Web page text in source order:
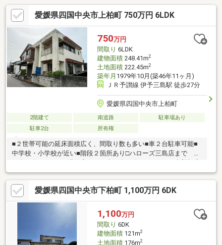
愛媛県四国中央市上柏町 750万円 6LDK
750万円
間取り 6LDK
建物面積248.41m2
土地面積222.45m2
築年月 1979年10月(築46年11ヶ月)
ＪＲ予讃線 伊予三島駅 徒歩27分
愛媛県四国中央市上柏町
2階建て 南道路
駐車場あり
駐車2台
所有権
■２世帯可能の延床面積広く、間取り数も多い■車２台駐車可能■
中学校・小学校が近い■階段２箇所あり□ハローズ三島店まで 車
で約３分□ローソン溝又店まで 車で約５分□ウエルシア中曽根店
まで 車で約６分□朝日郵便局まで 車で約５分
愛媛県四国中央市下柏町 1,100万円 6DK
1,100万円
間取り 6DK
建物面積121m2
土地面積176m2